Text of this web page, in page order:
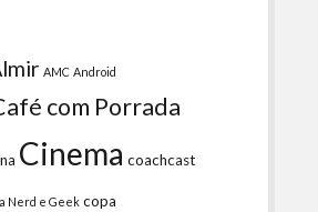
AMC Android
com Porrada
Cinema coachcast
Nerd e Geek copa